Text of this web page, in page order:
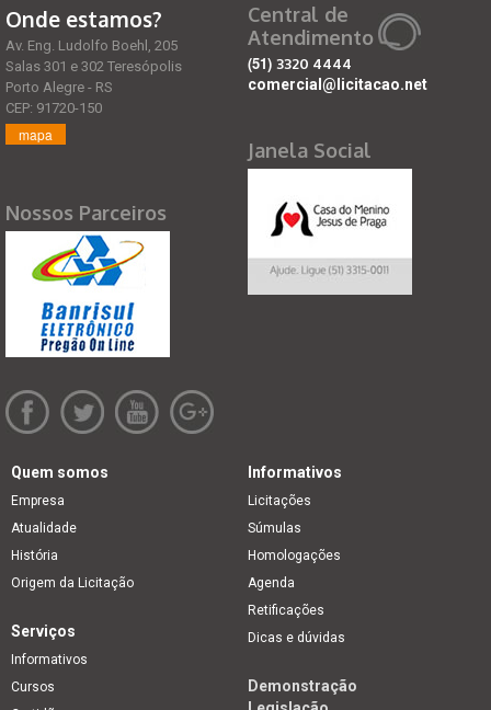
Onde estamos?
Av. Eng. Ludolfo Boehl, 205
Salas 301 e 302 Teresópolis
Porto Alegre - RS
CEP: 91720-150
mapa
Nossos Parceiros
Central de
Atendimento
(51) 3320 4444
comercial@licitacao.net
Janela Social
Quem somos
Empresa
Atualidade
História
Origem da Licitação
Informativos
Licitações
Súmulas
Homologações
Agenda
Retificações
Dicas e dúvidas
Serviços
Informativos
Cursos
Demonstração